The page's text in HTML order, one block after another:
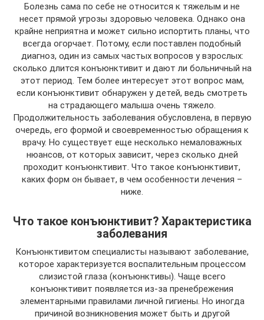
Болезнь сама по себе не относится к тяжелым и не
несет прямой угрозы здоровью человека. Однако она
крайне неприятна и может сильно испортить планы, что
всегда огорчает. Потому, если поставлен подобный
диагноз, один из самых частых вопросов у взрослых:
сколько длится конъюнктивит и дают ли больничный на
этот период. Тем более интересует этот вопрос мам,
если конъюнктивит обнаружен у детей, ведь смотреть
на страдающего малыша очень тяжело.
Продолжительность заболевания обусловлена, в первую
очередь, его формой и своевременностью обращения к
врачу. Но существует еще несколько немаловажных
нюансов, от которых зависит, через сколько дней
проходит конъюнктивит. Что такое конъюнктивит,
каких форм он бывает, в чем особенности лечения –
ниже.
Что такое конъюнктивит? Характеристика
заболевания
Конъюнктивитом специалисты называют заболевание,
которое характеризуется воспалительным процессом
слизистой глаза (конъюнктивы). Чаще всего
конъюнктивит появляется из-за пренебрежения
элементарными правилами личной гигиены. Но иногда
причиной возникновения может быть и другой